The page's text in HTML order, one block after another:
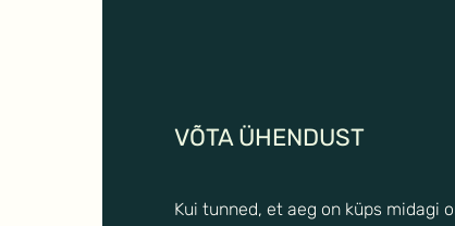
VÕTA ÜHENDUST
Kui tunned, et aeg on küps midagi